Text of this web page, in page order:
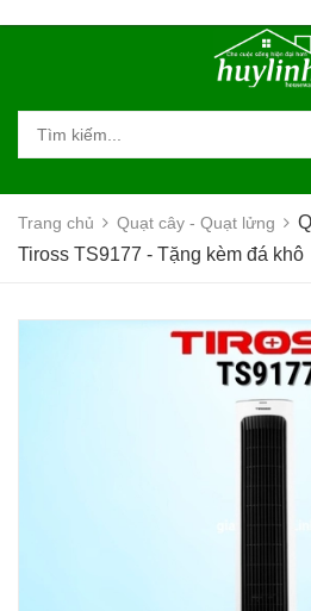
Trang chủ Quạt cây - Quạt lửng
Tiross TS9177 - Tặng kèm đá khô